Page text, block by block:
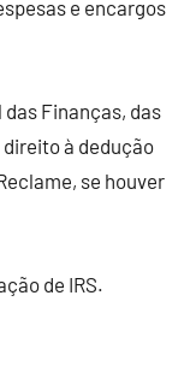
e encargos
das Finanças, das
direito à dedução
se houver
de IRS.